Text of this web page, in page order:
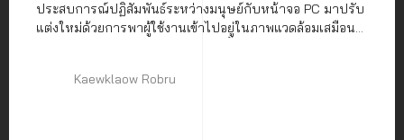
ประสบการณ์ปฏิสัมพันธ์ระหว่างมนุษย์กับหน้าจอ PC มาปรับ
แต่งใหม่ด้วยการพาผู้ใช้งานเข้าไปอยู่ในภาพแวดล้อมเสมือน
Kaewklaow Robru